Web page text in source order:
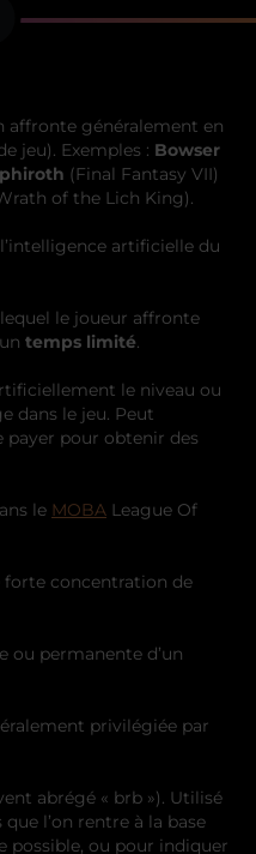
affronte généralement en
jeu). Exemples : Bowser
(Final Fantasy VII)
of the Lich King).
artificielle du
le joueur affronte
temps limité.
le niveau ou
dans le jeu. Peut
payer pour obtenir des
le MOBA League Of
forte concentration de
permanente d’un
privilégiée par
abrégé « brb »). Utilisé
l’on rentre à la base
possible, ou pour indiquer